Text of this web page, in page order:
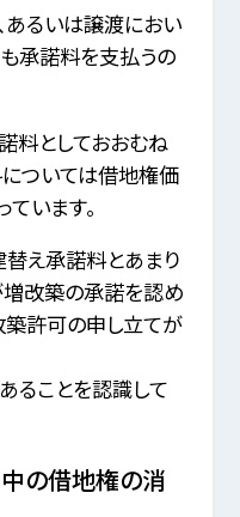
あるいは譲渡におい
承諾料を支払うの
料としておおむね
ついては借地権価
います。
え承諾料とあまり
増改築の承諾を認め
築許可の申し立てが
ることを認識して
の借地権の消